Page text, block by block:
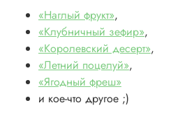
«Наглый фрукт»,
«Клубничный зефир»,
«Королевский десерт»,
«Летний поцелуй»,
«Ягодный фреш»
и кое-что другое ;)